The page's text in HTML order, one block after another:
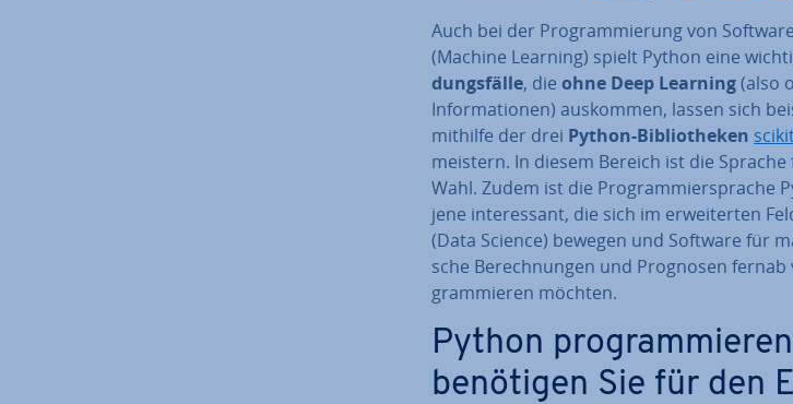
Auch bei der Pro­gram­mie­rung von
(Machine Learning) spielt Python eine
dungs­fäl­le, die ohne Deep Learning(also
In­for­ma­tio­nen) auskommen, lassen sich
mithilfe der drei Python-Bi­blio­the­ken
meistern. In diesem Bereich ist die
Wahl. Zudem ist die Pro­gram­mier­spra­che
jene in­ter­es­sant, die sich im er­wei­ter­ten
(Data Science) bewegen und Software für
sche Be­rech­nun­gen und Prognosen
gram­mie­ren möchten.
Python
benötigen Sie für den